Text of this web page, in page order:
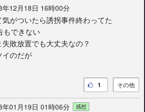
年12月18日 16時00分
がついたら誘拐事件終わってた
もできない
敗放置でも大丈夫なの？
イのだが
その他
1
年01月19日 01時06分 感想